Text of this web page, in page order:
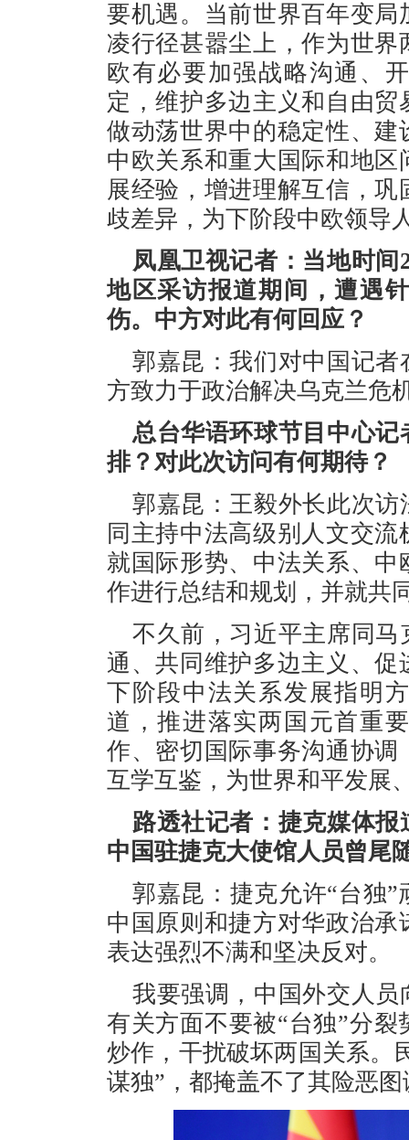
要机遇。当前世界百年变
凌行径甚嚣尘上，作为世
欧有必要加强战略沟通、
定，维护多边主义和自由
做动荡世界中的稳定性、
中欧关系和重大国际和地
展经验，增进理解互信，
歧差异，为下阶段中欧领导
凤凰卫视记者：当地时
地区采访报道期间，遭遇
伤。中方对此有何回应？
郭嘉昆：我们对中国记
方致力于政治解决乌克兰危
总台华语环球节目中心
排？对此次访问有何期待？
郭嘉昆：王毅外长此次
同主持中法高级别人文交
就国际形势、中法关系、
作进行总结和规划，并就共
不久前，习近平主席同
通、共同维护多边主义、
下阶段中法关系发展指明
道，推进落实两国元首重
作、密切国际事务沟通协
互学互鉴，为世界和平发展
路透社记者：捷克媒体
中国驻捷克大使馆人员曾尾
郭嘉昆：捷克允许“台独
中国原则和捷方对华政治
表达强烈不满和坚决反对。
我要强调，中国外交人
有关方面不要被“台独”分
炒作，干扰破坏两国关系。
谋独”，都掩盖不了其险恶